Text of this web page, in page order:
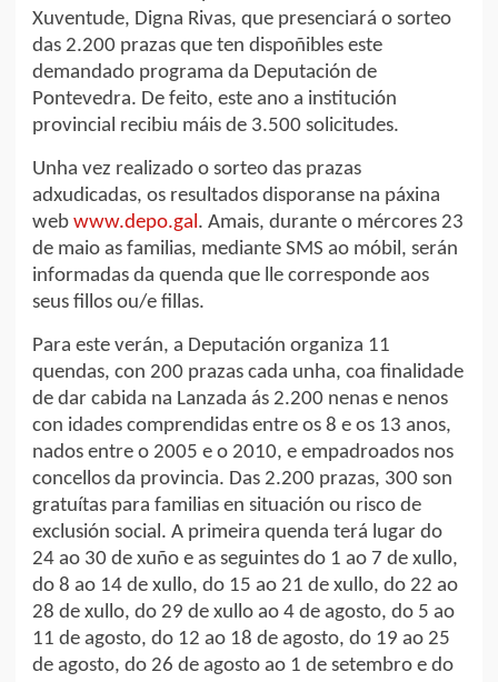
Xuventude, Digna Rivas, que presenciará o sorteo
das 2.200 prazas que ten dispoñibles este
demandado programa da Deputación de
Pontevedra. De feito, este ano a institución
provincial recibiu máis de 3.500 solicitudes.
Unha vez realizado o sorteo das prazas
adxudicadas, os resultados disporanse na páxina
web www.depo.gal . Amais, durante o mércores 23
de maio as familias, mediante SMS ao móbil, serán
informadas da quenda que lle corresponde aos
seus fillos ou/e fillas.
Para este verán, a Deputación organiza 11
quendas, con 200 prazas cada unha, coa finalidade
de dar cabida na Lanzada ás 2.200 nenas e nenos
con idades comprendidas entre os 8 e os 13 anos,
nados entre o 2005 e o 2010, e empadroados nos
concellos da provincia. Das 2.200 prazas, 300 son
gratuítas para familias en situación ou risco de
exclusión social. A primeira quenda terá lugar do
24 ao 30 de xuño e as seguintes do 1 ao 7 de xullo,
do 8 ao 14 de xullo, do 15 ao 21 de xullo, do 22 ao
28 de xullo, do 29 de xullo ao 4 de agosto, do 5 ao
11 de agosto, do 12 ao 18 de agosto, do 19 ao 25
de agosto, do 26 de agosto ao 1 de setembro e do